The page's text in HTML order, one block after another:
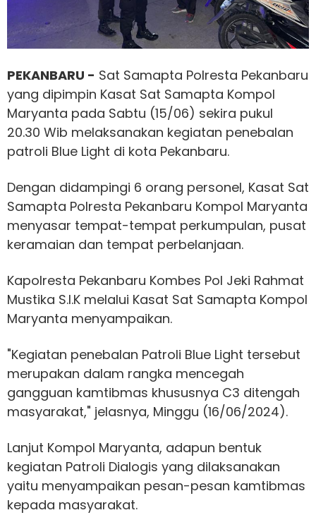
PEKANBARU - Sat Samapta Polresta Pekanbaru
yang dipimpin Kasat Sat Samapta Kompol
Maryanta pada Sabtu (15/06) sekira pukul
20.30 Wib melaksanakan kegiatan penebalan
patroli Blue Light di kota Pekanbaru.
Dengan didampingi 6 orang personel, Kasat Sat
Samapta Polresta Pekanbaru Kompol Maryanta
menyasar tempat-tempat perkumpulan, pusat
keramaian dan tempat perbelanjaan.
Kapolresta Pekanbaru Kombes Pol Jeki Rahmat
Mustika S.I.K melalui Kasat Sat Samapta Kompol
Maryanta menyampaikan.
"Kegiatan penebalan Patroli Blue Light tersebut
merupakan dalam rangka mencegah
gangguan kamtibmas khususnya C3 ditengah
masyarakat," jelasnya, Minggu (16/06/2024).
Lanjut Kompol Maryanta, adapun bentuk
kegiatan Patroli Dialogis yang dilaksanakan
yaitu menyampaikan pesan-pesan kamtibmas
kepada masyarakat.